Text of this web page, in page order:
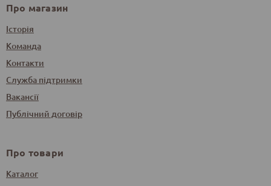
Про магазин
Історія
Команда
Контакти
Служба підтримки
Вакансії
Публічний договір
Про товари
Каталог